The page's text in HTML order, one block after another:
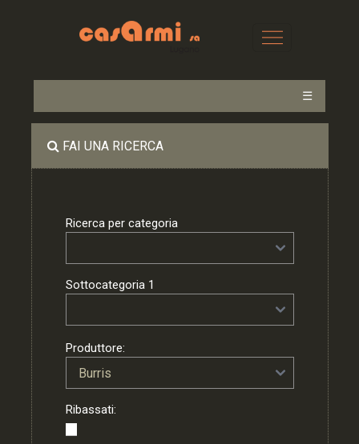
☰
FAI UNA RICERCA
Ricerca per categoria
Sottocategoria 1
Produttore:
Ribassati: